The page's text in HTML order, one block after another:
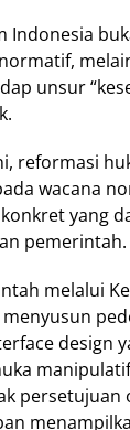
Indonesia
unsur
reformasi
wacana
yang
pemerintah.
melalui
design
persetujuan